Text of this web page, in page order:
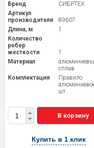
Бренд
СИБРТЕХ
Артикул
производителя
89607
Длина, м
1
Количество
ребер
жесткости
1
Материал
сплав
Комплектация
Правило
алюминиевое
шт
В корзину
Купить в 1 клик